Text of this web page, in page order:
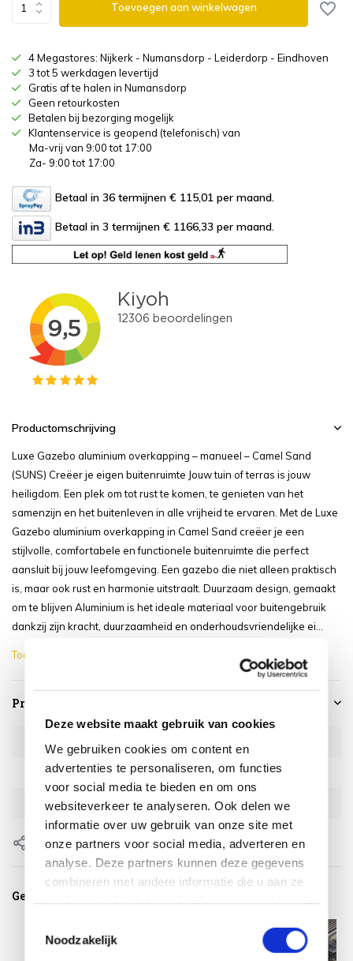
Deze website maakt gebruik van cookies
We gebruiken cookies om content en
advertenties te personaliseren, om functies
voor social media te bieden en om ons
websiteverkeer te analyseren. Ook delen we
informatie over uw gebruik van onze site met
onze partners voor social media, adverteren en
analyse. Deze partners kunnen deze gegevens
combineren met andere informatie die u aan ze
Noodzakelijk
Toevoegen aan winkelwagen
4 Megastores: Nijkerk - Numansdorp - Leiderdorp - Eindhoven
3 tot 5 werkdagen levertijd
Gratis af te halen in Numansdorp
Geen retourkosten
Betalen bij bezorging mogelijk
Klantenservice is geopend (telefonisch) van
Ma-vrij van 9:00 tot 17:00
Za- 9:00 tot 17:00
Betaal in 36 termijnen € 115,01 per maand.
Betaal in 3 termijnen € 1166,33 per maand.
Productomschrijving
Luxe Gazebo aluminium overkapping – manueel – Camel Sand
(SUNS) Creëer je eigen buitenruimte Jouw tuin of terras is jouw
heiligdom. Een plek om tot rust te komen, te genieten van het
samenzijn en het buitenleven in alle vrijheid te ervaren. Met de Luxe
Gazebo aluminium overkapping in Camel Sand creëer je een
stijlvolle, comfortabele en functionele buitenruimte die perfect
aansluit bij jouw leefomgeving. Een gazebo die niet alleen praktisch
is, maar ook rust en harmonie uitstraalt. Duurzaam design, gemaakt
om te blijven Aluminium is het ideale materiaal voor buitengebruik
dankzij zijn kracht, duurzaamheid en onderhoudsvriendelijke ei...
Toon meer
Productspecificaties
SKU 1085.979.078.00
EAN 8719816002192
Delen
Gerelateerde producten